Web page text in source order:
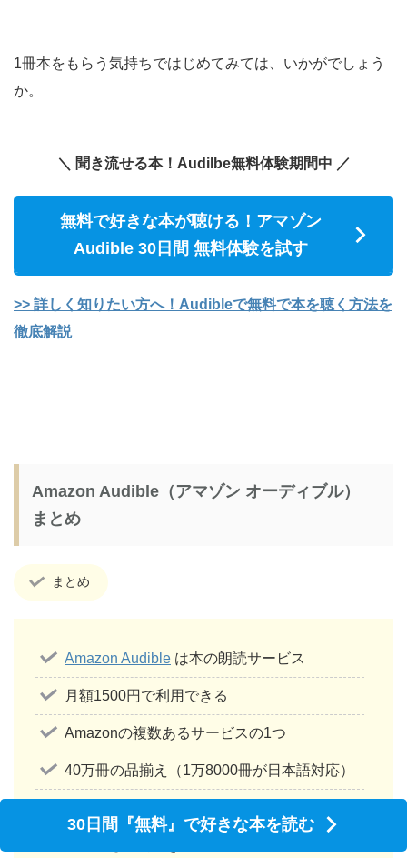
1冊本をもらう気持ちではじめてみては、いかがでしょう
か。
＼ 聞き流せる本！Audilbe無料体験期間中 ／
無料で好きな本が聴ける！アマゾン
Audible 30日間 無料体験を試す
>> 詳しく知りたい方へ！Audibleで無料で本を聴く方法を
徹底解説
Amazon Audible（アマゾン オーディブル）
まとめ
まとめ
Amazon Audible は本の朗読サービス
月額1500円で利用できる
Amazonの複数あるサービスの1つ
40万冊の品揃え（1万8000冊が日本語対応）
30日間『無料』で好きな本を読む